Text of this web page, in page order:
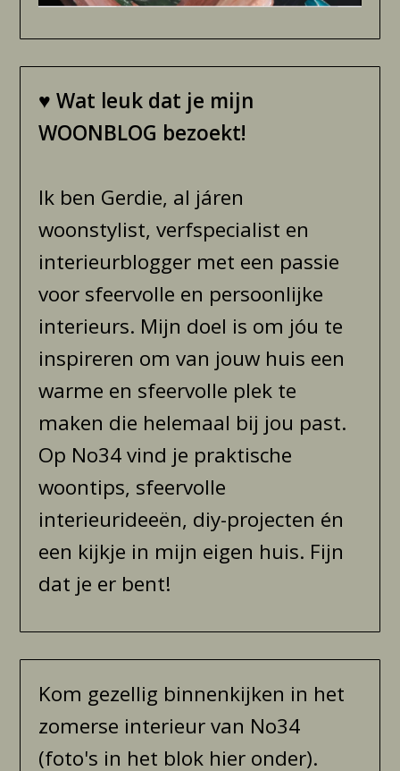
♥Wat leuk dat je mijn
WOONBLOG bezoekt!
Ik ben Gerdie, al járen
woonstylist, verfspecialist en
interieurblogger met een passie
voor sfeervolle en persoonlijke
interieurs. Mijn doel is om jóu te
inspireren om van jouw huis een
warme en sfeervolle plek te
maken die helemaal bij jou past.
Op No34 vind je praktische
woontips, sfeervolle
interieurideeën, diy-projecten én
een kijkje in mijn eigen huis. Fijn
dat je er bent!
Kom gezellig binnenkijken in het
zomerse interieur van No34
(foto's in het blok hier onder).